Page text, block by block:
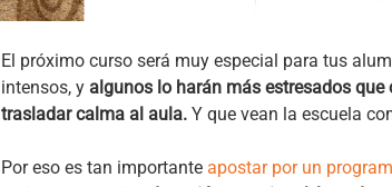
El próximo curso será muy especial para tus
intensos, y algunos lo harán más estresados que
trasladar calma al aula. Y que vean la escuela
Por eso es tan importante apostar por un